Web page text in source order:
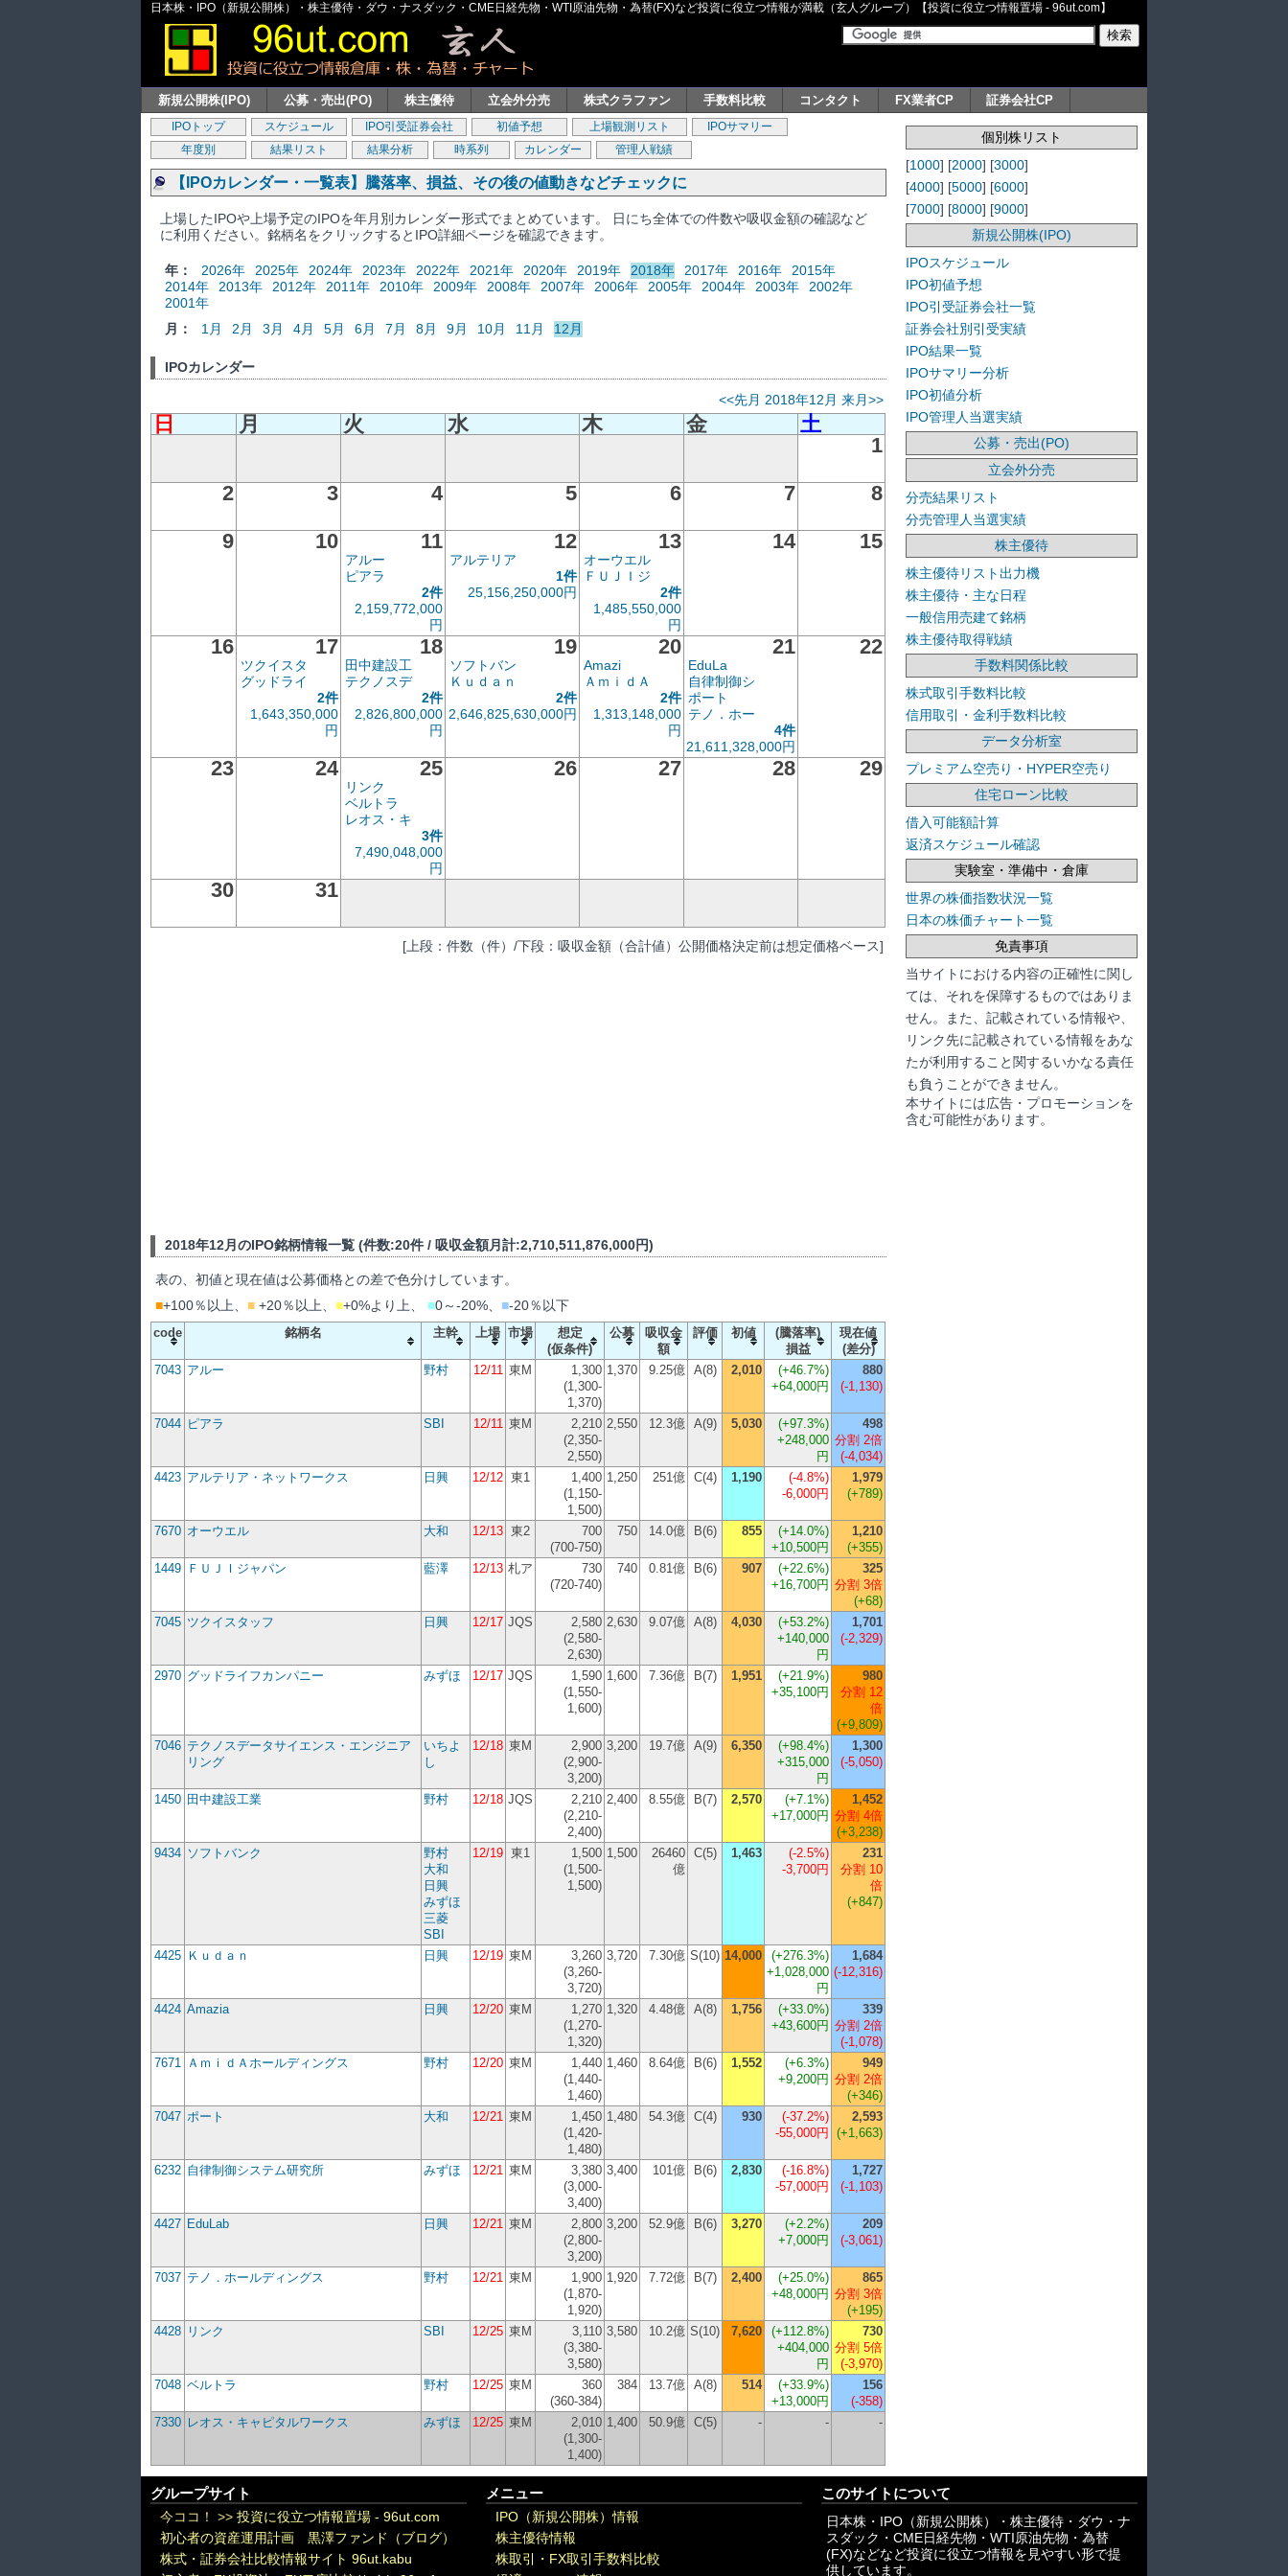
日本株・IPO（新規公開株）・株主優待・ダウ・ナスダック・CME日経先物・WTI原油先物・為替(FX)など投資に役立つ情報が満載（玄人グループ）【投資に役立つ情報置場 - 96ut.com】
新規公開株(IPO) 公募・売出(PO) 株主優待 立会外分売 株式クラファン 手数料比較 コンタクト FX業者CP 証券会社CP
IPOトップ スケジュール IPO引受証券会社 初値予想 上場観測リスト
IPOサマリー
年度別
結果リスト 結果分析 時系列 カレンダー 管理人戦績
【IPOカレンダー・一覧表】騰落率、損益、その後の値動きなどチェックに
上場したIPOや上場予定のIPOを年月別カレンダー形式でまとめています。 日にち全体での件数や吸収金額の確認など
に利用ください。銘柄名をクリックするとIPO詳細ページを確認できます。
年： 2026年 2025年 2024年 2023年 2022年 2021年 2020年 2019年 2018年 2017年 2016年
2015年
2014年
2013年 2012年 2011年 2010年 2009年 2008年 2007年 2006年 2005年 2004年 2003年
2002年
2001年
月：
1月 2月 3月 4月 5月 6月 7月 8月 9月 10月 11月 12月
IPOカレンダー
<<先月 2018年12月 来月>>
日 月 火 水 木 金
土
1
2
3 4 5 6 7
8
9
10 11
アルー
ピアラ
2件
2,159,772,000
円
12
アルテリア
1件
25,156,250,000円
13
オーウエル
ＦＵＪＩジ
2件
1,485,550,000
円
14 15
16 17
ツクイスタ
グッドライ
2件
1,643,350,000
円
18
田中建設工
テクノスデ
2件
2,826,800,000
円
19
ソフトバン
Ｋｕｄａｎ
2件
2,646,825,630,000円
20
Amazi
ＡｍｉｄＡ
2件
1,313,148,000
円
21
EduLa
自律制御シ
ポート
テノ．ホー
4件
21,611,328,000円
22
23 24 25
リンク
ベルトラ
レオス・キ
3件
7,490,048,000
円
26 27 28 29
30 31
[上段：件数（件）/下段：吸収金額（合計値）公開価格決定前は想定価格ベース]
2018年12月のIPO銘柄情報一覧 (件数:20件 / 吸収金額月計:2,710,511,876,000円)
表の、初値と現在値は公募価格との差で色分けしています。
■+100％以上、 ■ +20％以上、 ■+0%より上、 ■0～-20%、 ■-20％以下
code 銘柄名 主幹 上場 市場
想定
(仮条件)
公募
吸収金
額
評価 初値
(騰落率)
損益
現在値
(差分)
7043 アルー 野村 12/11 東M
1,300
(1,300-
1,370)
1,370 9.25億 A(8) 2,010 (+46.7%)
+64,000円
880
(-1,130)
7044 ピアラ SBI 12/11 東M
2,210
(2,350-
2,550)
2,550 12.3億 A(9) 5,030 (+97.3%)
+248,000
円
498
分割 2倍
(-4,034)
4423 アルテリア・ネットワークス 日興 12/12 東1
1,400
(1,150-
1,500)
1,250 251億 C(4) 1,190 (-4.8%)
-6,000円
1,979
(+789)
7670 オーウエル 大和 12/13 東2
700
(700-750)
750 14.0億 B(6) 855 (+14.0%)
+10,500円
1,210
(+355)
1449 ＦＵＪＩジャパン 藍澤 12/13 札ア
730
(720-740)
740 0.81億 B(6) 907 (+22.6%)
+16,700円
325
分割 3倍
(+68)
7045 ツクイスタッフ 日興 12/17 JQS
2,580
(2,580-
2,630)
2,630 9.07億 A(8) 4,030 (+53.2%)
+140,000
円
1,701
(-2,329)
2970 グッドライフカンパニー みずほ 12/17 JQS
1,590
(1,550-
1,600)
1,600 7.36億 B(7) 1,951 (+21.9%)
+35,100円
980
分割 12
倍
(+9,809)
7046 テクノスデータサイエンス・エンジニア
リング
いちよ
し
12/18 東M
2,900
(2,900-
3,200)
3,200 19.7億 A(9) 6,350 (+98.4%)
+315,000
円
1,300
(-5,050)
1450 田中建設工業 野村 12/18 JQS
2,210
(2,210-
2,400)
2,400 8.55億 B(7) 2,570 (+7.1%)
+17,000円
1,452
分割 4倍
(+3,238)
9434 ソフトバンク
野村
大和
日興
みずほ
三菱
SBI
12/19 東1
1,500
(1,500-
1,500)
1,500
26460
億
C(5) 1,463 (-2.5%)
-3,700円
231
分割 10
倍
(+847)
4425 Ｋｕｄａｎ 日興 12/19 東M
3,260
(3,260-
3,720)
3,720 7.30億 S(10) 14,000 (+276.3%)
+1,028,000
円
1,684
(-12,316)
4424 Amazia 日興 12/20 東M
1,270
(1,270-
1,320)
1,320 4.48億 A(8) 1,756 (+33.0%)
+43,600円
339
分割 2倍
(-1,078)
7671
ＡｍｉｄＡホールディングス 野村 12/20 東M
1,440
(1,440-
1,460)
1,460 8.64億 B(6) 1,552 (+6.3%)
+9,200円
949
分割 2倍
(+346)
7047 ポート 大和 12/21 東M
1,450
(1,420-
1,480)
1,480 54.3億 C(4) 930 (-37.2%)
-55,000円
2,593
(+1,663)
6232 自律制御システム研究所 みずほ 12/21 東M
3,380
(3,000-
3,400)
3,400 101億 B(6) 2,830 (-16.8%)
-57,000円
1,727
(-1,103)
4427 EduLab 日興 12/21 東M
2,800
(2,800-
3,200)
3,200 52.9億 B(6) 3,270 (+2.2%)
+7,000円
209
(-3,061)
7037 テノ．ホールディングス 野村 12/21 東M
1,900
(1,870-
1,920)
1,920 7.72億 B(7) 2,400 (+25.0%)
+48,000円
865
分割 3倍
(+195)
4428 リンク SBI 12/25 東M
3,110
(3,380-
3,580)
3,580 10.2億 S(10) 7,620 (+112.8%)
+404,000
円
730
分割 5倍
(-3,970)
7048 ベルトラ 野村 12/25 東M
360
(360-384)
384 13.7億 A(8) 514 (+33.9%)
+13,000円
156
(-358)
7330 レオス・キャピタルワークス みずほ 12/25 東M
2,010
(1,300-
1,400)
1,400 50.9億 C(5) - - -
個別株リスト
[1000] [2000] [3000]
[4000] [5000] [6000]
[7000] [8000] [9000]
新規公開株(IPO)
IPOスケジュール
IPO初値予想
IPO引受証券会社一覧
証券会社別引受実績
IPO結果一覧
IPOサマリー分析
IPO初値分析
IPO管理人当選実績
公募・売出(PO)
立会外分売
分売結果リスト
分売管理人当選実績
株主優待
株主優待リスト出力機
株主優待・主な日程
一般信用売建て銘柄
株主優待取得戦績
手数料関係比較
株式取引手数料比較
信用取引・金利手数料比較
データ分析室
プレミアム空売り・HYPER空売り
住宅ローン比較
借入可能額計算
返済スケジュール確認
実験室・準備中・倉庫
世界の株価指数状況一覧
日本の株価チャート一覧
免責事項
当サイトにおける内容の正確性に関し
ては、それを保障するものではありま
せん。また、記載されている情報や、
リンク先に記載されている情報をあな
たが利用すること関するいかなる責任
も負うことができません。
本サイトには広告・プロモーションを
含む可能性があります。
グループサイト
今ココ！ >> 投資に役立つ情報置場 - 96ut.com
初心者の資産運用計画 黒澤ファンド（ブログ）
株式・証券会社比較情報サイト 96ut.kabu
メニュー
IPO（新規公開株）情報
株主優待情報
株取引・FX取引手数料比較
このサイトについて
日本株・IPO（新規公開株）・株主優待・ダウ・ナ
スダック・CME日経先物・WTI原油先物・為替
(FX)などなど投資に役立つ情報を見やすい形で提
供しています。